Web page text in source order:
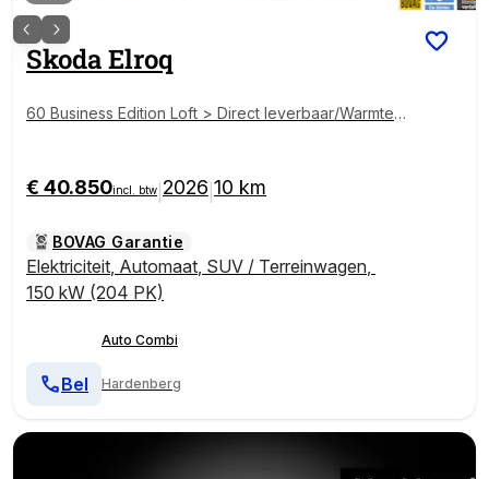
SkodaElroq
60 Business Edition Loft > Direct leverbaar/Warmtep
€ 40.850incl. btw 2026 10 km
BOVAG Garantie
Elektriciteit, Automaat, SUV / Terreinwagen,
150 kW (204 PK)
Auto Combi
Hardenberg
Bel